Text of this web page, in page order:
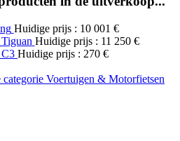
Huidige prijs : 10 001 €
Huidige prijs : 11 250 €
Huidige prijs : 270 €
Voertuigen & Motorfietsen